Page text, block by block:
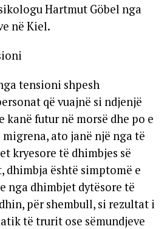
Hartmut Göbel nga
në Kiel.
tensioni shpesh
që vuajnë si ndjenjë
kanë futur në morsë dhe po e
ato janë një nga të
kryesore të dhimbjes së
dhimbja është simptomë e
nga dhimbjet dytësore të
për shembull, si rezultat i
të trurit ose sëmundjeve